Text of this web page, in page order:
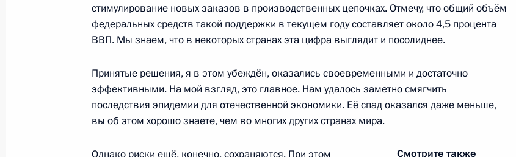
26 октября 2020 года, понедельник
по деэскалации обстановки в Европе в условиях прекращения
действия Договора о ракетах средней и меньшей дальности
(РСМД)
стимулирование новых заказов в производственных цепочках. Отмечу, что общий объём
федеральных средств такой поддержки в текущем году составляет около 4,5 процента
ВВП. Мы знаем, что в некоторых странах эта цифра выглядит и посолиднее.
Принятые решения, я в этом убеждён, оказались своевременными и достаточно
эффективными. На мой взгляд, это главное. Нам удалось заметно смягчить
последствия эпидемии для отечественной экономики. Её спад оказался даже меньше,
вы об этом хорошо знаете, чем во многих других странах мира.
Смотрите также
Однако риски ещё, конечно, сохраняются. При этом